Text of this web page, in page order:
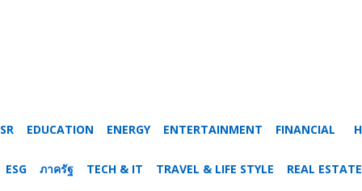
EDUCATION ENERGY ENTERTAINMENT FINANCIAL
ESG ภาครัฐ TECH & IT TRAVEL & LIFE STYLE REAL ESTATE